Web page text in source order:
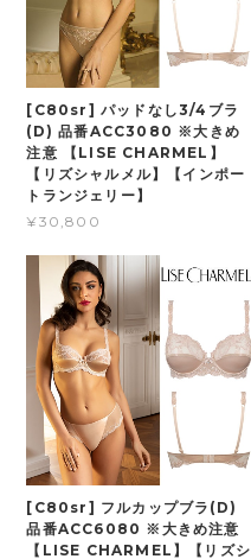
[C80sr] パッドなし3/4ブラ
(D) 品番ACC3080 ※大きめ
注意 【LISE CHARMEL】
【リズシャルメル】【インポー
トランジェリー】
¥30,800
[C80sr] フルカップブラ(D)
品番ACC6080 ※大きめ注意
【LISE CHARMEL】【リズシ